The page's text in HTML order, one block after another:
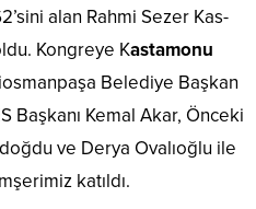
alan Rahmi Sezer Kas-
Kongreye Kastamonu
Belediye Başkan
Başkanı Kemal Akar, Önceki
ve Derya Ovalıoğlu ile
katıldı.